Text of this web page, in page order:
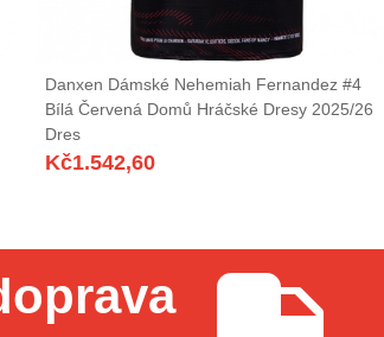
Danxen Dámské Nehemiah Fernandez #4
Bílá Červená Domů Hráčské Dresy 2025/26
Dres
Kč1.542,60